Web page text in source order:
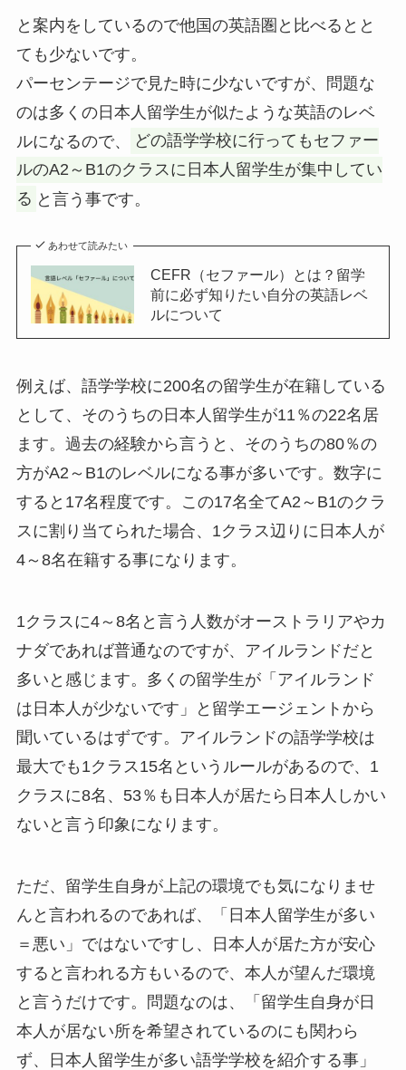
と案内をしているので他国の英語圏と比べるとと
ても少ないです。
パーセンテージで見た時に少ないですが、問題な
のは多くの日本人留学生が似たような英語のレベ
ルになるので、
どの語学学校に行ってもセファー
ルのA2～B1のクラスに日本人留学生が集中してい
る と言う事です。
あわせて読みたい
CEFR（セファール）とは？留学
前に必ず知りたい自分の英語レベ
ルについて
例えば、語学学校に200名の留学生が在籍している
として、そのうちの日本人留学生が11％の22名居
ます。過去の経験から言うと、そのうちの80％の
方がA2～B1のレベルになる事が多いです。数字に
すると17名程度です。この17名全てA2～B1のクラ
スに割り当てられた場合、1クラス辺りに日本人が
4～8名在籍する事になります。
1クラスに4～8名と言う人数がオーストラリアやカ
ナダであれば普通なのですが、アイルランドだと
多いと感じます。多くの留学生が「アイルランド
は日本人が少ないです」と留学エージェントから
聞いているはずです。アイルランドの語学学校は
最大でも1クラス15名というルールがあるので、1
クラスに8名、53％も日本人が居たら日本人しかい
ないと言う印象になります。
ただ、留学生自身が上記の環境でも気になりませ
んと言われるのであれば、「日本人留学生が多い
＝悪い」ではないですし、日本人が居た方が安心
すると言われる方もいるので、本人が望んだ環境
と言うだけです。問題なのは、「留学生自身が日
本人が居ない所を希望されているのにも関わら
ず、日本人留学生が多い語学学校を紹介する事」